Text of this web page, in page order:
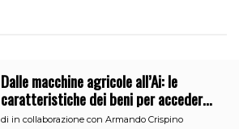
Dalle macchine agricole all’Ai: le
caratteristiche dei beni per accedere
all’iperammortamento
di in collaborazione con Armando Crispino